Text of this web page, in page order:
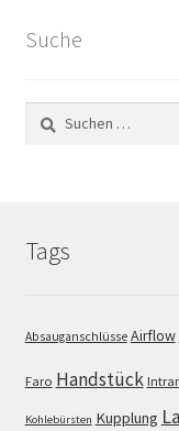
Suche
nach:
Tags
Absauganschlüsse Airflow
Faro Handstück
Kohlebürsten Kupplung